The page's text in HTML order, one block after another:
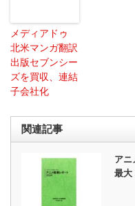
メディアドゥ
北米マンガ翻訳
出版セブンシー
ズを買収、連結
子会社化
関連記事
アニ
最大